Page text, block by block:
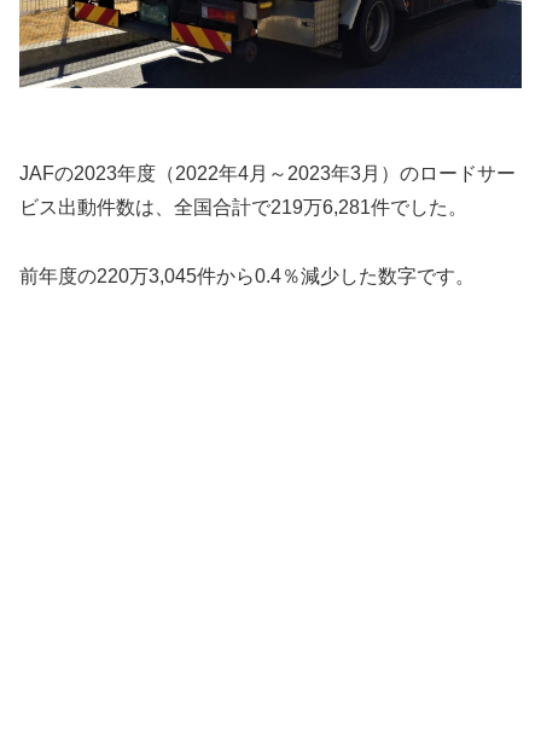
JAFの2023年度（2022年4月～2023年3月）のロードサー
ビス出動件数は、全国合計で219万6,281件でした。
前年度の220万3,045件から0.4％減少した数字です。